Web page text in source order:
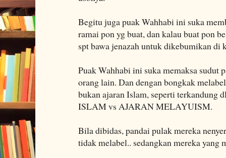
Begitu juga puak Wahhabi ini suka
ramai pon yg buat, dan kalau buat pon
spt bawa jenazah untuk dikebumikan di
Puak Wahhabi ini suka memaksa sudut
orang lain. Dan dengan bongkak
bukan ajaran Islam, seperti
ISLAM vs AJARAN MELAYUISM.
Bila dibidas, pandai pulak mereka
tidak melabel.. sedangkan mereka yang